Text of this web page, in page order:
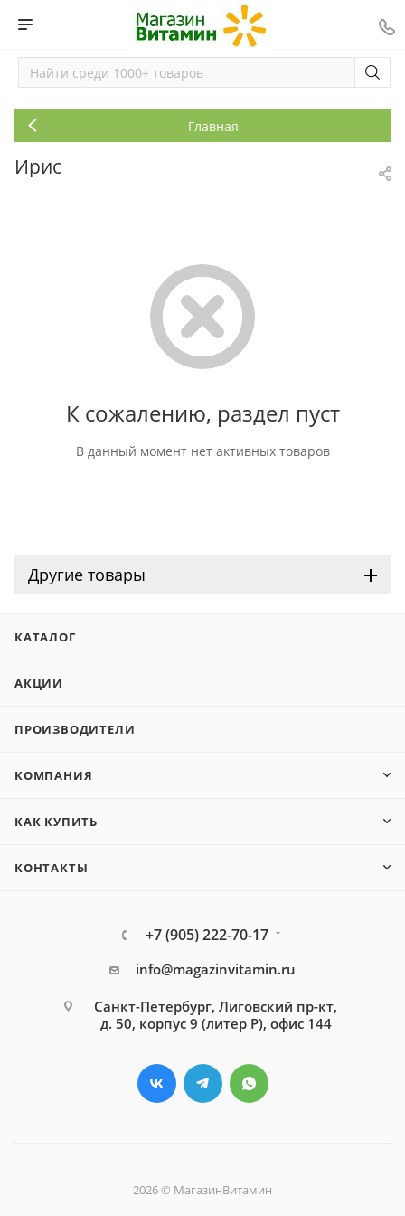
Главная
Ирис
К сожалению, раздел пуст
В данный момент нет активных товаров
Другие товары
КАТАЛОГ
АКЦИИ
ПРОИЗВОДИТЕЛИ
КОМПАНИЯ
КАК КУПИТЬ
КОНТАКТЫ
+7 (905) 222-70-17
info@magazinvitamin.ru
Санкт-Петербург, Лиговский пр-кт,
д. 50, корпус 9 (литер Р), офис 144
2026 © МагазинВитамин